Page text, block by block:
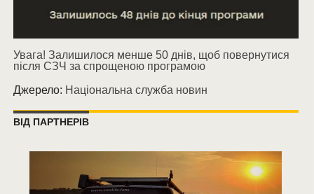
Увага! Залишилося менше 50 днів, щоб повернутися
після СЗЧ за спрощеною програмою
Джерело: Національна служба новин
ВІД ПАРТНЕРІВ